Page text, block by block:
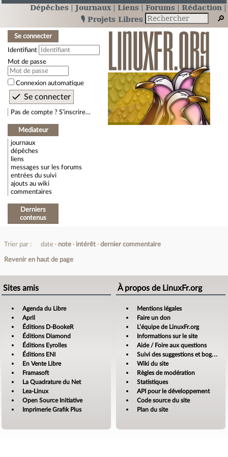
Dépêches Journaux Liens Forums
Rédaction
🎙️ Projets Libres
Se connecter
Identifiant
Mot de passe
Connexion automatique
Pas de compte ? S’inscrire…
Mediateur
journaux
dépêches
liens
messages sur les forums
entrées du suivi
ajouts au wiki
commentaires
Derniers
contenus
Trier par : date note intérêt dernier commentaire
Revenir en haut de page
Sites amis
Agenda du Libre
April
Éditions D-BookeR
Éditions Diamond
Éditions Eyrolles
Éditions ENI
En Vente Libre
Framasoft
La Quadrature du Net
Lea-Linux
Open Source Initiative
Imprimerie Grafik Plus
À propos de LinuxFr.org
Mentions légales
Faire un don
L’équipe de LinuxFr.org
Informations sur le site
Aide / Foire aux questions
Suivi des suggestions et bogues
Wiki du site
Règles de modération
Statistiques
API pour le développement
Code source du site
Plan du site